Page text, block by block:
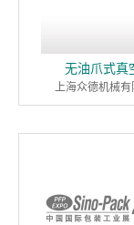
无油爪式真
上海众德机械有